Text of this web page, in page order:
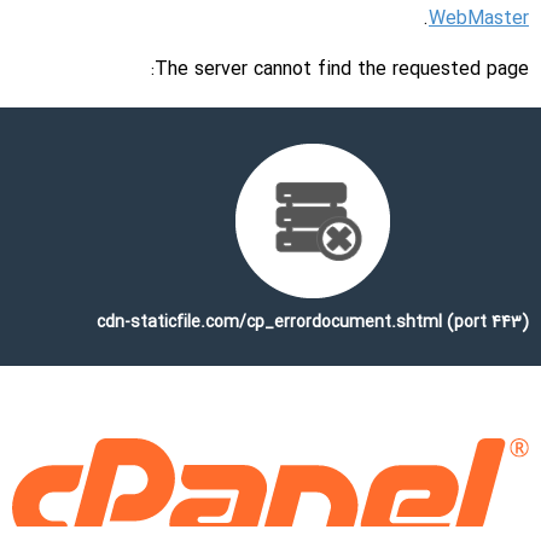
پیش‌گامان تحقیق‌وتوسعه فناوری شارژ دینامیک به شمار می‌رود. در
این سامانه، سیم‌پیچ‌هایی در مسیر حرکت اتوبوس‌های برقی نصب
شده‌اند که با فعال‌سازی لحظه‌ای، توان الکتریکی را از طریق روش
القایی به خودرو منتقل می‌کنند. در پروژه‌های آزمایشی اجراشده در
شهرهای گویمی و سئول، بازده انرژی و میزان تداخل مغناطیسی
سیستم به‌صورت دقیق اندازه‌گیری و بهینه‌سازی شده است. ویژگی
بارز این سیستم، کنترل لحظه‌ای شدت و فرکانس میدان مغناطیسی
بر اساس موقعیت و سرعت خودرو است.
مزایا و چالش‌های پیاده‌سازی جاده‌های
WebMaster
.
The server cannot find the requested page:
cdn-staticfile.com/cp_errordocument.shtml (port 443)